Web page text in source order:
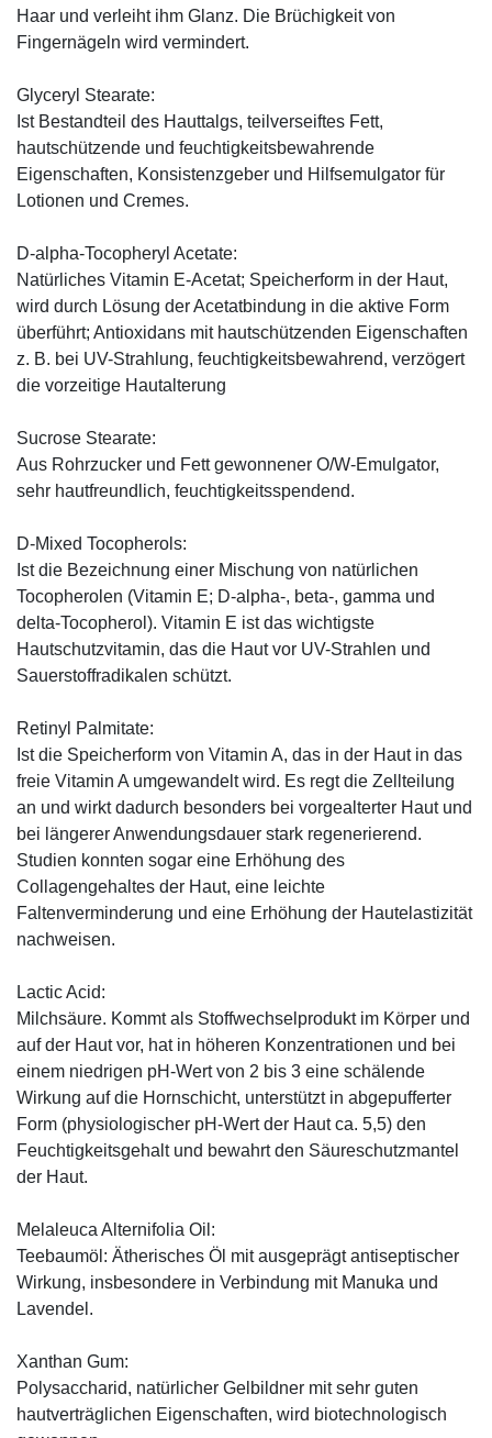
Haar und verleiht ihm Glanz. Die Brüchigkeit von
Fingernägeln wird vermindert.
Glyceryl Stearate:
Ist Bestandteil des Hauttalgs, teilverseiftes Fett,
hautschützende und feuchtigkeitsbewahrende
Eigenschaften, Konsistenzgeber und Hilfsemulgator für
Lotionen und Cremes.
D-alpha-Tocopheryl Acetate:
Natürliches Vitamin E-Acetat; Speicherform in der Haut,
wird durch Lösung der Acetatbindung in die aktive Form
überführt; Antioxidans mit hautschützenden Eigenschaften
z. B. bei UV-Strahlung, feuchtigkeitsbewahrend, verzögert
die vorzeitige Hautalterung
Sucrose Stearate:
Aus Rohrzucker und Fett gewonnener O/W-Emulgator,
sehr hautfreundlich, feuchtigkeitsspendend.
D-Mixed Tocopherols:
Ist die Bezeichnung einer Mischung von natürlichen
Tocopherolen (Vitamin E; D-alpha-, beta-, gamma und
delta-Tocopherol). Vitamin E ist das wichtigste
Hautschutzvitamin, das die Haut vor UV-Strahlen und
Sauerstoffradikalen schützt.
Retinyl Palmitate:
Ist die Speicherform von Vitamin A, das in der Haut in das
freie Vitamin A umgewandelt wird. Es regt die Zellteilung
an und wirkt dadurch besonders bei vorgealterter Haut und
bei längerer Anwendungsdauer stark regenerierend.
Studien konnten sogar eine Erhöhung des
Collagengehaltes der Haut, eine leichte
Faltenverminderung und eine Erhöhung der Hautelastizität
nachweisen.
Lactic Acid:
Milchsäure. Kommt als Stoffwechselprodukt im Körper und
auf der Haut vor, hat in höheren Konzentrationen und bei
einem niedrigen pH-Wert von 2 bis 3 eine schälende
Wirkung auf die Hornschicht, unterstützt in abgepufferter
Form (physiologischer pH-Wert der Haut ca. 5,5) den
Feuchtigkeitsgehalt und bewahrt den Säureschutzmantel
der Haut.
Melaleuca Alternifolia Oil:
Teebaumöl: Ätherisches Öl mit ausgeprägt antiseptischer
Wirkung, insbesondere in Verbindung mit Manuka und
Lavendel.
Xanthan Gum:
Polysaccharid, natürlicher Gelbildner mit sehr guten
hautverträglichen Eigenschaften, wird biotechnologisch